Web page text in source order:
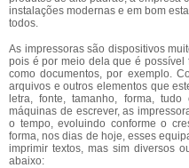
instalações modernas e em bom
todos.
As impressoras são dispositivos
pois é por meio dela que é possível
como documentos, por exemplo.
arquivos e outros elementos que
letra, fonte, tamanho, forma,
máquinas de escrever, as
o tempo, evoluindo conforme o
forma, nos dias de hoje, esses
imprimir textos, mas sim diversos
abaixo: